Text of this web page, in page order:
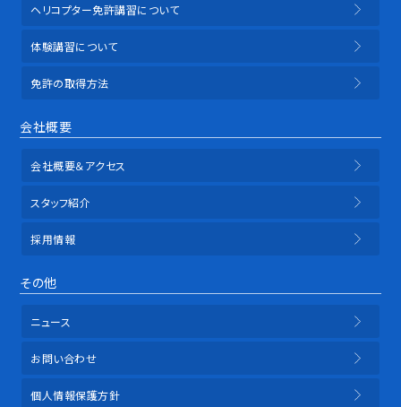
ヘリコプター免許講習について
体験講習について
免許の取得方法
会社概要
会社概要＆アクセス
スタッフ紹介
採用情報
その他
ニュース
お問い合わせ
個人情報保護方針